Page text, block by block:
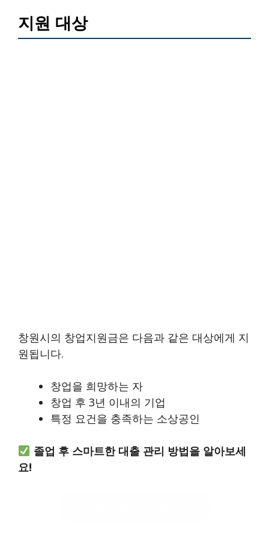
지원 대상
창원시의 창업지원금은 다음과 같은 대상에게 지
원됩니다.
창업을 희망하는 자
창업 후 3년 이내의 기업
특정 요건을 충족하는 소상공인
졸업 후 스마트한 대출 관리 방법을 알아보세
요!